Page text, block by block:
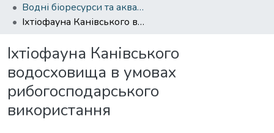
Водні біоресурси та аквакультура
Іхтіофауна Канівського водосховища в умовах рибогосподарського використання
Іхтіофауна Канівського
водосховища в умовах
рибогосподарського
використання